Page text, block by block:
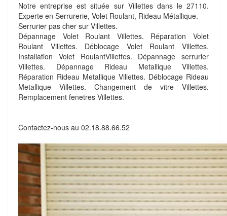
Notre entreprise est située sur Villettes dans le 27110.
Experte en Serrurerie, Volet Roulant, Rideau Métallique.
Serrurier pas cher sur Villettes.
Dépannage Volet Roulant Villettes. Réparation Volet
Roulant Villettes. Déblocage Volet Roulant Villettes.
Installation Volet RoulantVillettes. Dépannage serrurier
Villettes. Dépannage Rideau Metallique Villettes.
Réparation Rideau Metallique Villettes. Déblocage Rideau
Metallique Villettes. Changement de vitre Villettes.
Remplacement fenetres Villettes.
Contactez-nous au 02.18.88.66.52